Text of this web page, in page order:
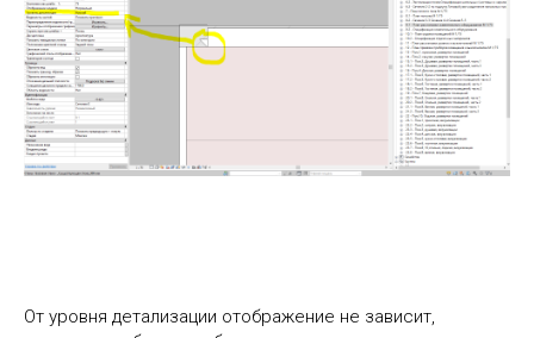
От уровня детализации отображение не зависит,